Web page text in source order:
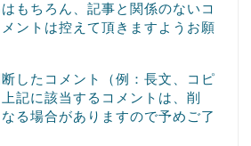
もちろん、記事と関係のないコ
ントは控えて頂きますようお願
したコメント（例：長文、コピ
記に該当するコメントは、削
る場合がありますので予めご了